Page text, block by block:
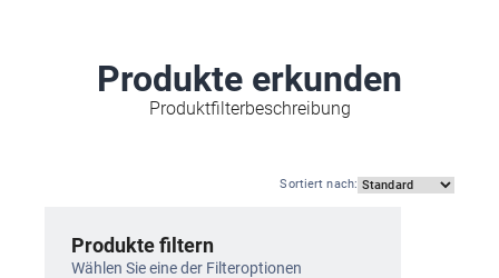
Produkte erkunden
Produktfilterbeschreibung
Sortiert nach:
Produkte filtern
Wählen Sie eine der Filteroptionen